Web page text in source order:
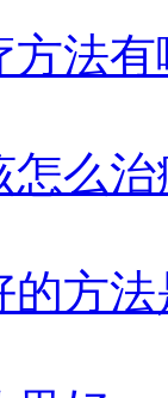
方法有
怎么
的方法